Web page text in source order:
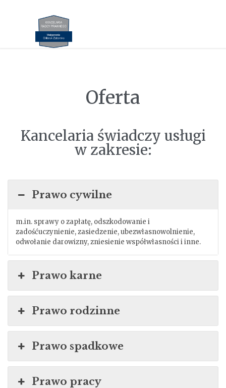
Oferta
Kancelaria świadczy usługi
w zakresie:
Prawo cywilne
m.in. sprawy o zapłatę, odszkodowanie i
zadośćuczynienie, zasiedzenie, ubezwłasnowolnienie,
odwołanie darowizny, zniesienie współwłasności i inne.
Prawo karne
Prawo rodzinne
Prawo spadkowe
Prawo pracy